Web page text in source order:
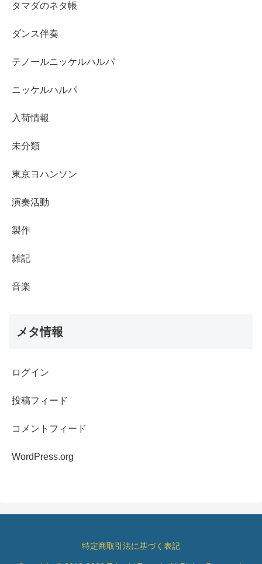
タマダのネタ帳
ダンス伴奏
テノールニッケルハルパ
ニッケルハルパ
入荷情報
未分類
東京ヨハンソン
演奏活動
製作
雑記
音楽
メタ情報
ログイン
投稿フィード
コメントフィード
WordPress.org
特定商取引法に基づく表記